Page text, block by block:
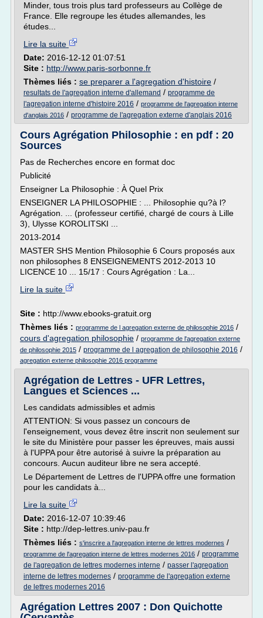
Minder, tous trois plus tard professeurs au Collège de
France. Elle regroupe les études allemandes, les
études...
Lire la suite
Date: 2016-12-12 01:07:51
Site : http://www.paris-sorbonne.fr
Thèmes liés : se preparer a l'agregation d'histoire /
resultats de l'agregation interne d'allemand / programme de
l'agregation interne d'histoire 2016 / programme de l'agregation interne
d'anglais 2016 / programme de l'agregation externe d'anglais 2016
Cours Agrégation Philosophie : en pdf : 20
Sources
Pas de Recherches encore en format doc
Publicité
Enseigner La Philosophie : À Quel Prix
ENSEIGNER LA PHILOSOPHIE : ... Philosophie qu?à l?
Agrégation. ... (professeur certifié, chargé de cours à Lille
3), Ulysse KOROLITSKI ...
2013-2014
MASTER SHS Mention Philosophie 6 Cours proposés aux
non philosophes 8 ENSEIGNEMENTS 2012-2013 10
LICENCE 10 ... 15/17 : Cours Agrégation : La...
Lire la suite
Site : http://www.ebooks-gratuit.org
Thèmes liés : programme de l agregation externe de philosophie 2016 /
cours d'agregation philosophie / programme de l'agregation externe
de philosophie 2015 / programme de l agregation de philosophie 2016 /
agregation externe philosophie 2016 programme
Agrégation de Lettres - UFR Lettres,
Langues et Sciences ...
Les candidats admissibles et admis
ATTENTION: Si vous passez un concours de
l'enseignement, vous devez être inscrit non seulement sur
le site du Ministère pour passer les épreuves, mais aussi
à l'UPPA pour être autorisé à suivre la préparation au
concours. Aucun auditeur libre ne sera accepté.
Le Département de Lettres de l'UPPA offre une formation
pour les candidats à...
Lire la suite
Date: 2016-12-07 10:39:46
Site : http://dep-lettres.univ-pau.fr
Thèmes liés : s'inscrire a l'agregation interne de lettres modernes /
programme de l'agregation interne de lettres modernes 2016 / programme
de l'agregation de lettres modernes interne / passer l'agregation
interne de lettres modernes / programme de l'agregation externe
de lettres modernes 2016
Agrégation Lettres 2007 : Don Quichotte